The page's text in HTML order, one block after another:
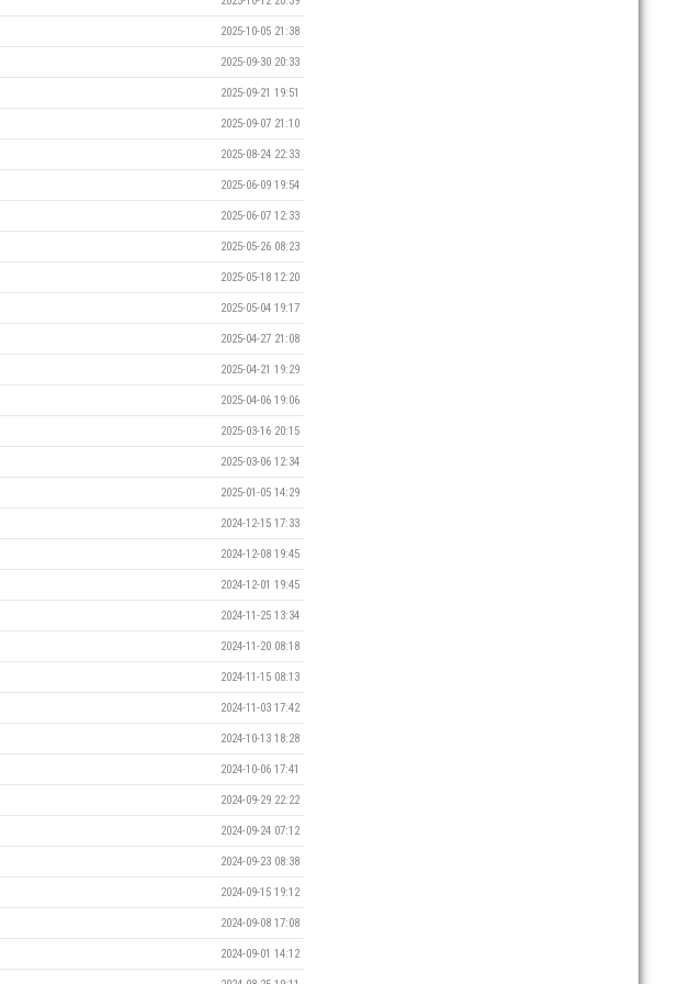
2025-10-05 21:38
2025-09-30 20:33
2025-09-21 19:51
2025-09-07 21:10
2025-08-24 22:33
2025-06-09 19:54
2025-06-07 12:33
2025-05-26 08:23
2025-05-18 12:20
2025-05-04 19:17
2025-04-27 21:08
2025-04-21 19:29
2025-04-06 19:06
2025-03-16 20:15
2025-03-06 12:34
2025-01-05 14:29
2024-12-15 17:33
2024-12-08 19:45
2024-12-01 19:45
2024-11-25 13:34
2024-11-20 08:18
2024-11-15 08:13
2024-11-03 17:42
2024-10-13 18:28
2024-10-06 17:41
2024-09-29 22:22
2024-09-24 07:12
2024-09-23 08:38
2024-09-15 19:12
2024-09-08 17:08
2024-09-01 14:12